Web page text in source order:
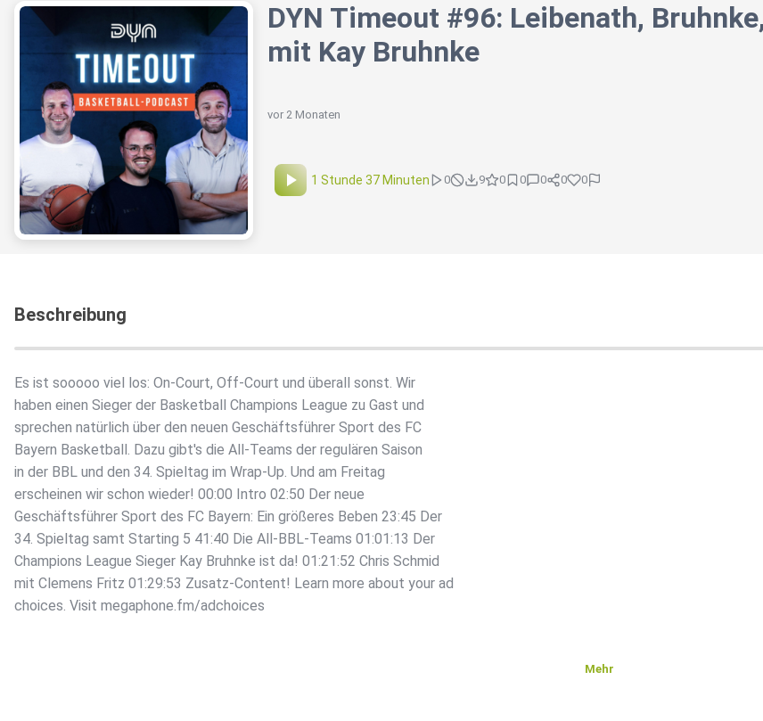
DYN Timeout #96: Leibenath,
mit Kay Bruhnke
vor 2 Monaten
1 Stunde 37 Minuten 0 9 0 0 0 0 0
Beschreibung
Es ist sooooo viel los: On-Court, Off-Court und überall sonst. Wir
haben einen Sieger der Basketball Champions League zu Gast und
sprechen natürlich über den neuen Geschäftsführer Sport des FC
Bayern Basketball. Dazu gibt's die All-Teams der regulären Saison
in der BBL und den 34. Spieltag im Wrap-Up. Und am Freitag
erscheinen wir schon wieder! 00:00 Intro 02:50 Der neue
Geschäftsführer Sport des FC Bayern: Ein größeres Beben 23:45 Der
34. Spieltag samt Starting 5 41:40 Die All-BBL-Teams 01:01:13 Der
Champions League Sieger Kay Bruhnke ist da! 01:21:52 Chris Schmid
mit Clemens Fritz 01:29:53 Zusatz-Content! Learn more about your ad
choices. Visit megaphone.fm/adchoices
Mehr